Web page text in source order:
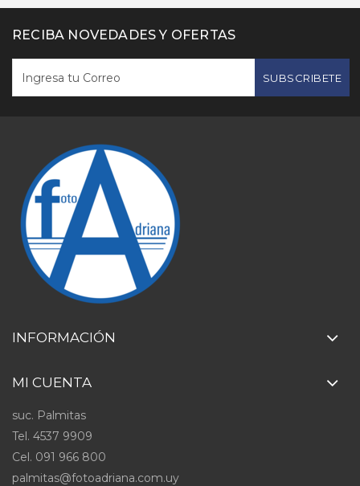
RECIBA NOVEDADES Y OFERTAS
SUBSCRIBETE
INFORMACIÓN
MI CUENTA
suc. Palmitas
Tel. 4537 9909
Cel. 091 966 800
palmitas@fotoadriana.com.uy